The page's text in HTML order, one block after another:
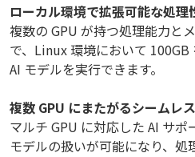
ローカル環境で拡張可能な処理
複数の GPU が持つ処理能力と
で、Linux 環境において 100GB
AI モデルを実行できます。
複数 GPU にまたがるシームレ
マルチ GPU に対応した AI サ
モデルの扱いが可能になり、